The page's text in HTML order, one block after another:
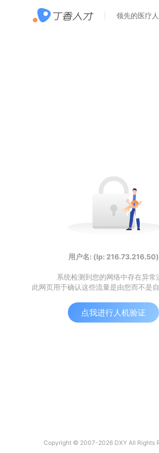
领先的医疗
用户名: (Ip: 216.73.216.50)
系统检测到您的网络中存在异常
此网页用于确认这些流量是由您而不是
点我进行人机验证
Copyright © 2007-2026 DXY All Rights